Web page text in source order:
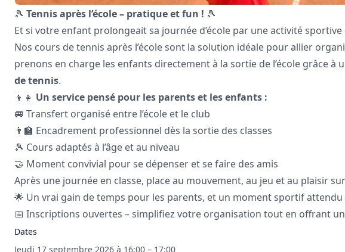
🎾 Tennis après l’école – pratique et fun ! 🎾
Et si votre enfant prolongeait sa journée d’école par une activité
Nos cours de tennis après l’école sont la solution idéale pour allier
prenons en charge les enfants directement à la sortie de l’école grâce à
de tennis.
👦👧 Un service pensé pour les parents et les enfants :
🚐 Transfert organisé entre l’école et le club
👨‍🏫 Encadrement professionnel dès la sortie des classes
🎾 Cours adaptés à l’âge et au niveau
🤝 Moment convivial pour se dépenser et se faire des amis
Après une journée en classe, place au mouvement, au jeu et au plaisir
🌟 Un vrai gain de temps pour les parents, et un moment sportif attendu
📅 Inscriptions ouvertes – simplifiez votre organisation tout en offrant
Dates
Jeudi 17 septembre 2026 à 16:00 – 17:00